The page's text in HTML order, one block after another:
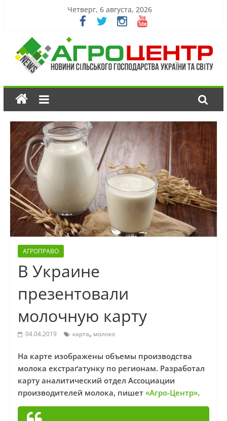
Четверг, 6 августа, 2026
АГРОПРАВО
В Украине
презентовали
молочную карту
04.04.2019 карта, молоко
На карте изображены объемы производства
молока екстраґатунку по регионам. Разработал
карту аналитический отдел Ассоциации
производителей молока, пишет «Агро-Центр».